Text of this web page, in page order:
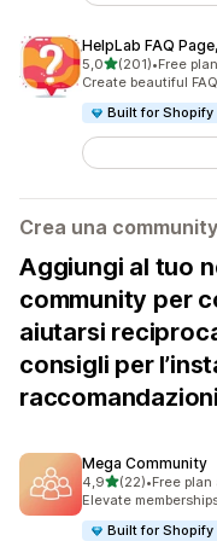
HelpLab FAQ
5,0stelle su 5
(201)
201 recensioni totali
•Free
Create beautiful
Built for Shopify
Crea una community
Aggiungi al tuo
community per
aiutarsi
consigli per
Mega Community
4,9stelle su 5
(22)
22 recensioni totali
•Free
Elevate
Built for Shopify